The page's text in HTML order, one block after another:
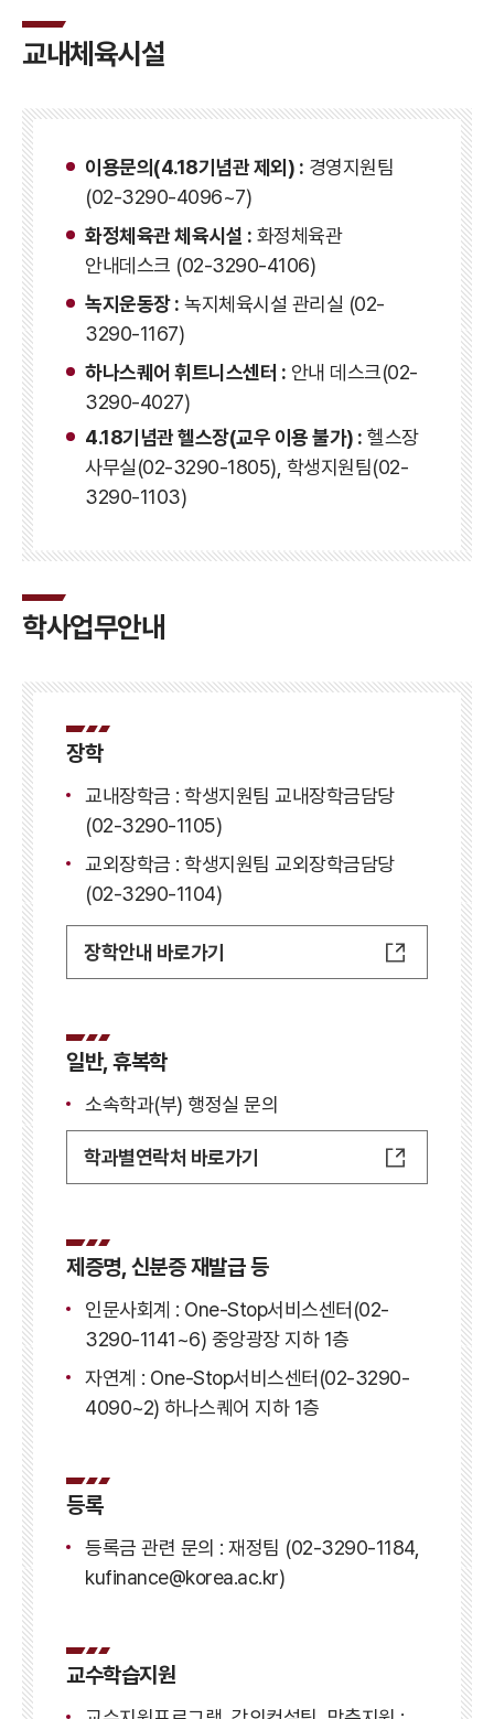
교내체육시설
이용문의(4.18기념관 제외) : 경영지원팀
(02-3290-4096~7)
화정체육관 체육시설 : 화정체육관
안내데스크 (02-3290-4106)
녹지운동장 : 녹지체육시설 관리실 (02-
3290-1167)
하나스퀘어 휘트니스센터 : 안내 데스크(02-
3290-4027)
4.18기념관 헬스장(교우 이용 불가) : 헬스장
사무실(02-3290-1805), 학생지원팀(02-
3290-1103)
학사업무안내
장학
교내장학금 : 학생지원팀 교내장학금담당
(02-3290-1105)
교외장학금 : 학생지원팀 교외장학금담당
(02-3290-1104)
장학안내 바로가기
일반, 휴복학
소속학과(부) 행정실 문의
학과별연락처 바로가기
제증명, 신분증 재발급 등
인문사회계 : One-Stop서비스센터(02-
3290-1141~6) 중앙광장 지하 1층
자연계 : One-Stop서비스센터(02-3290-
4090~2) 하나스퀘어 지하 1층
등록
등록금 관련 문의 : 재정팀 (02-3290-1184,
kufinance@korea.ac.kr)
교수학습지원